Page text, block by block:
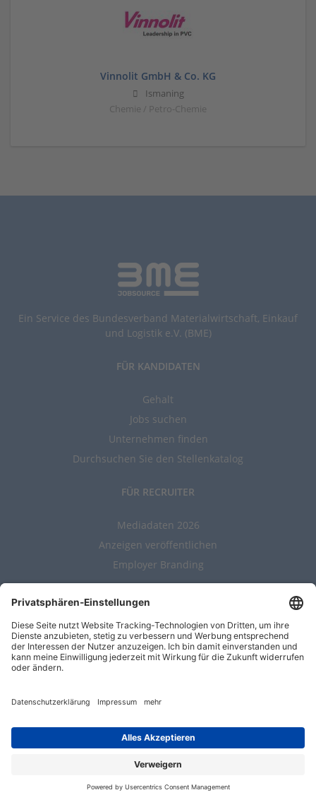
Vinnolit GmbH & Co. KG
Ismaning
Chemie / Petro-Chemie
Ein Service des Bundesverband Materialwirtschaft, Einkauf
und Logistik e.V. (BME)
FÜR KANDIDATEN
Gehalt
Jobs suchen
Unternehmen finden
Durchsuchen Sie den Stellenkatalog
FÜR RECRUITER
Mediadaten 2026
Anzeigen veröffentlichen
Employer Branding
ALLGEMEIN
Kontakt
AGBs
Entwickelt durchJobiqo